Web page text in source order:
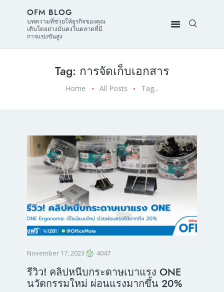
OFM BLOG
บทความที่ช่วยให้ธุรกิจของคุณ
เติบโตอย่างมั่นคงในตลาดที่มี
การแข่งขันสูง
Tag: การจัดเก็บเอกสาร
Home All Posts Tag...
November 17, 2023 4047
รีวิว! คลิปหนีบกระดาษเบาแรง ONE
นวัตกรรมใหม่ ผ่อนแรงมากขึ้น 20%